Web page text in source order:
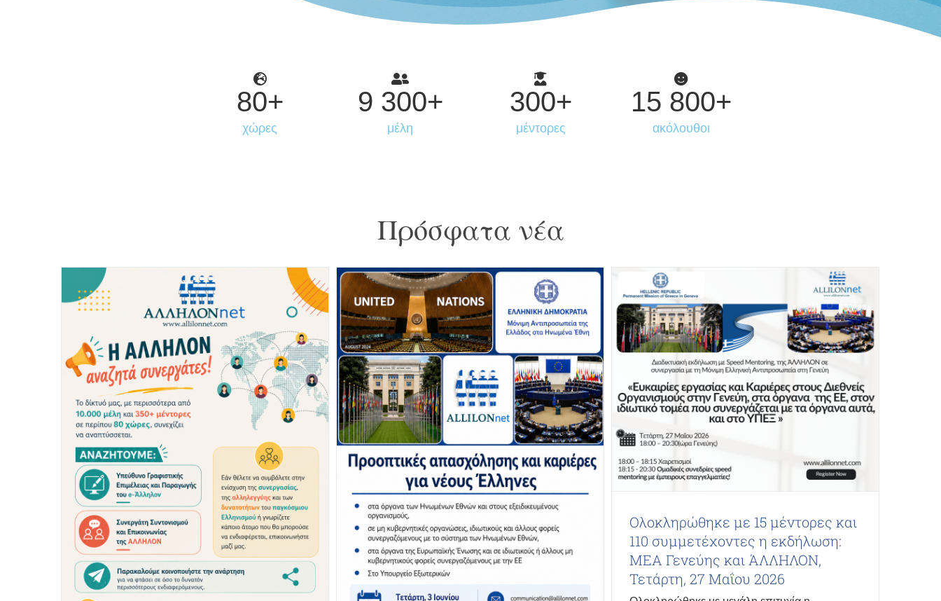
80+
χώρες
9 300+
μέλη
300+
μέντορες
15 800+
ακόλουθοι
Πρόσφατα νέα
Ολοκληρώθηκε με 15 μέντορες και
110 συμμετέχοντες η εκδήλωση:
ΜΕΑ Γενεύης και ΆΛΛΗΛΟΝ,
Τετάρτη, 27 Μαΐου 2026